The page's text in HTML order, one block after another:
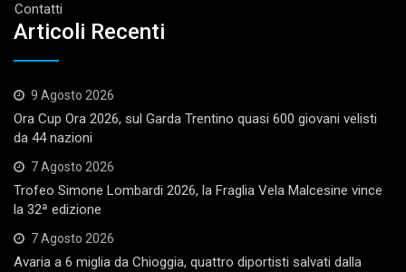
Contatti
Articoli Recenti
9 Agosto 2026
Ora Cup Ora 2026, sul Garda Trentino quasi 600 giovani velisti
da 44 nazioni
7 Agosto 2026
Trofeo Simone Lombardi 2026, la Fraglia Vela Malcesine vince
la 32ª edizione
7 Agosto 2026
Avaria a 6 miglia da Chioggia, quattro diportisti salvati dalla